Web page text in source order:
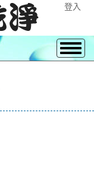
登入